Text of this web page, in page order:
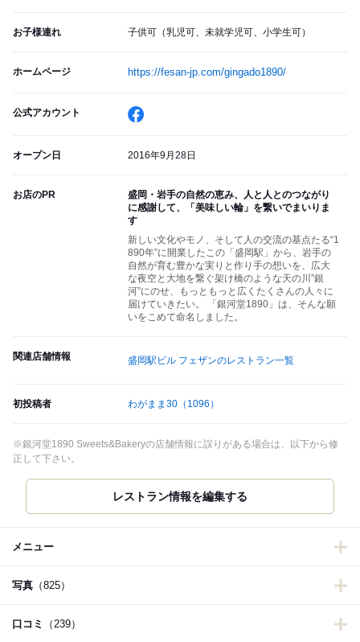
お子様連れ 子供可（乳児可、未就学児可、小学生可）
ホームページ https://fesan-jp.com/gingado1890/
公式アカウント
オープン日 2016年9月28日
お店のPR
盛岡・岩手の自然の恵み、人と人とのつながり
に感謝して、「美味しい輪」を繋いでまいりま
す
新しい文化やモノ、そして人の交流の基点たる“1
890年”に開業したこの「盛岡駅」から、岩手の
自然が育む豊かな実りと作り手の想いを、広大
な夜空と大地を繋ぐ架け橋のような天の川”銀
河”にのせ、もっともっと広くたくさんの人々に
届けていきたい。 「銀河堂1890」は、そんな願
いをこめて命名しました。
関連店舗情報 盛岡駅ビル フェザンのレストラン一覧
初投稿者 わがまま30 （1096）
※銀河堂1890 Sweets&Bakeryの店舗情報に誤りがある場合は、以下から修
正して下さい。
レストラン情報を編集する
メニュー
写真 （825）
口コミ （239）